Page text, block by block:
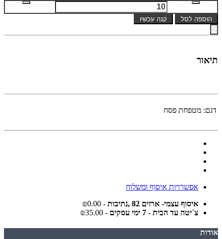
הוספה לסל קנה עכשיו
תיאור
דגם: מטפחת פסח
אפשרויות איסוף ומשלוח
איסוף עצמי- ארזים 82 ,נתיבות
- ₪0.00
צ`יטה עד הבית - 7 ימי עסקים
- ₪35.00
אודות